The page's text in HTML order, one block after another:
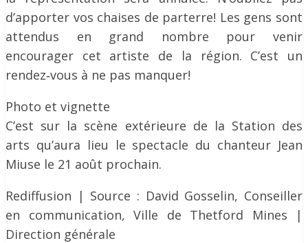
d’apporter vos chaises de parterre! Les gens sont
attendus en grand nombre pour venir
encourager cet artiste de la région. C’est un
rendez‐vous à ne pas manquer!
Photo et vignette
C’est sur la scène extérieure de la Station des
arts qu’aura lieu le spectacle du chanteur Jean
Miuse le 21 août prochain.
Rediffusion | Source : David Gosselin, Conseiller
en communication, Ville de Thetford Mines |
Direction générale